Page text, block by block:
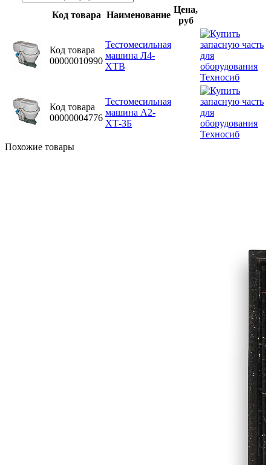
Код товара Наименование
Цена,
руб
Код товара
00000010990
Тестомесильная
машина Л4-
ХТВ
Код товара
00000004776
Тестомесильная
машина А2-
ХТ-3Б
Похожие товары